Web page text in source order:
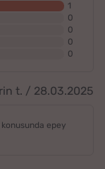
1
0
0
0
0
t. / 28.03.2025
epey